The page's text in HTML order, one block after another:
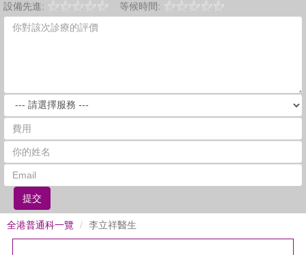
設備先進:
等候時間:
提交
全港普通科一覽 李立祥醫生